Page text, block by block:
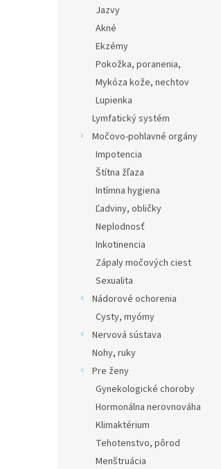
Jazvy
Akné
Ekzémy
Pokožka, poranenia,
Mykóza kože, nechtov
Lupienka
Lymfatický systém
Močovo-pohlavné orgány
Impotencia
Štítna žľaza
Intímna hygiena
Ľadviny, obličky
Neplodnosť
Inkotinencia
Zápaly močových ciest
Sexualita
Nádorové ochorenia
Cysty, myómy
Nervová sústava
Nohy, ruky
Pre ženy
Gynekologické choroby
Hormonálna nerovnováha
Klimaktérium
Tehotenstvo, pôrod
Menštruácia